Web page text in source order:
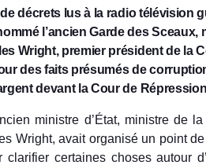
décrets lus à la radio télévision
l’ancien Garde des
Wright, premier président de la
des faits présumés de
devant la Cour de
ministre d’État, ministre de
Wright, avait organisé un point
clarifier certaines choses autour